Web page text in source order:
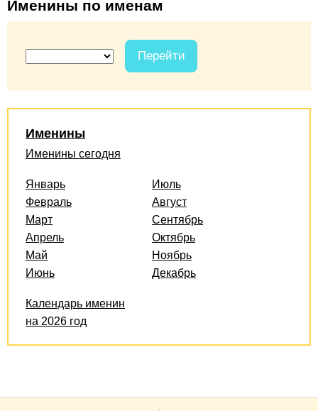
Именины по именам
Перейти
Именины
Именины сегодня
Январь
Февраль
Март
Апрель
Май
Июнь
Июль
Август
Сентябрь
Октябрь
Ноябрь
Декабрь
Календарь именин
на 2026 год